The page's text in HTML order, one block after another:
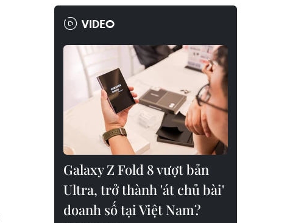
VIDEO
Galaxy Z Fold 8 vượt bản
Ultra, trở thành 'át chủ bài'
doanh số tại Việt Nam?